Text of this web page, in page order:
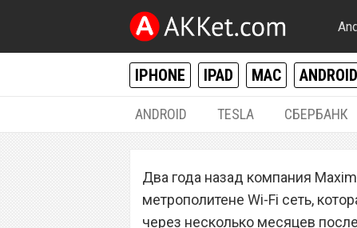
IPHONE IPAD MAC ANDROID
ANDROID TESLA СБЕРБАНК
Как быстро и
Два года назад компания
метрополитене Wi-Fi сеть,
через несколько месяцев